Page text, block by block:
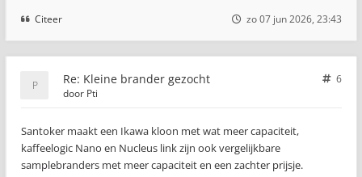
Citeer zo 07 jun 2026, 23:43
Re: Kleine brander gezocht
6
door Pti
Santoker maakt een Ikawa kloon met wat meer capaciteit,
kaffeelogic Nano en Nucleus link zijn ook vergelijkbare
samplebranders met meer capaciteit en een zachter prijsje.